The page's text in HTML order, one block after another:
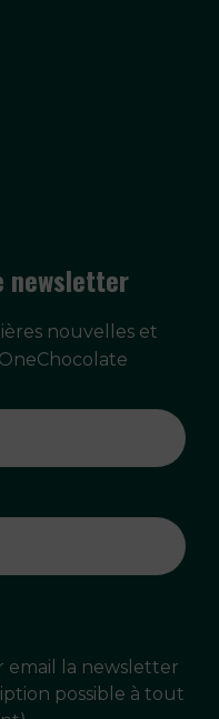
newsletter
nouvelles et
email la newsletter
possible à tout